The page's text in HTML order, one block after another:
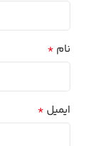
نام *
ایمیل *